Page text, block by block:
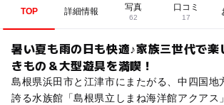
TOP 詳細情報 写真
62
口コミ
17
暑い夏も雨の日も快適♪家族三世代で楽
きもの＆大型遊具を満喫！
島根県浜田市と江津市にまたがる、中四国地
誇る水族館「島根県立しまね海洋館アクアス